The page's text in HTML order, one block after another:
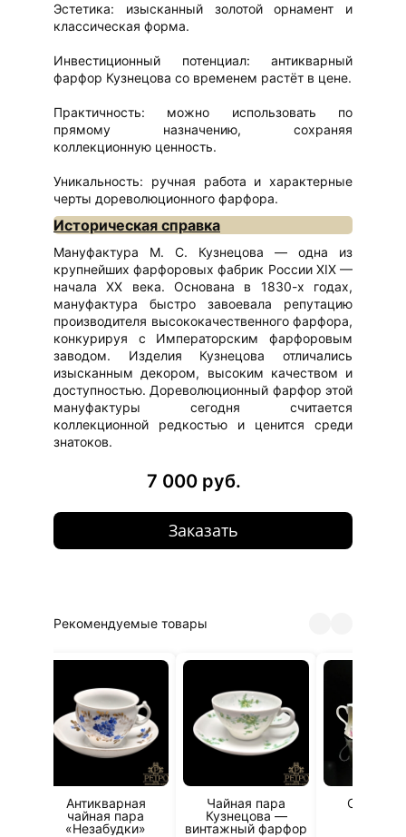
Эстетика: изысканный золотой орнамент и
классическая форма.
Инвестиционный потенциал: антикварный
фарфор Кузнецова со временем растёт в цене.
Практичность: можно использовать по
прямому назначению, сохраняя
коллекционную ценность.
Уникальность: ручная работа и характерные
черты дореволюционного фарфора.
Историческая справка
Мануфактура М. С. Кузнецова — одна из
крупнейших фарфоровых фабрик России XIX —
начала XX века. Основана в 1830-х годах,
мануфактура быстро завоевала репутацию
производителя высококачественного фарфора,
конкурируя с Императорским фарфоровым
заводом. Изделия Кузнецова отличались
изысканным декором, высоким качеством и
доступностью. Дореволюционный фарфор этой
мануфактуры сегодня считается
коллекционной редкостью и ценится среди
знатоков.
7 000 руб.
Заказать
Рекомендуемые товары
Антикварная
чайная пара
«Незабудки»
Чайная пара
Кузнецова —
винтажный фарфор